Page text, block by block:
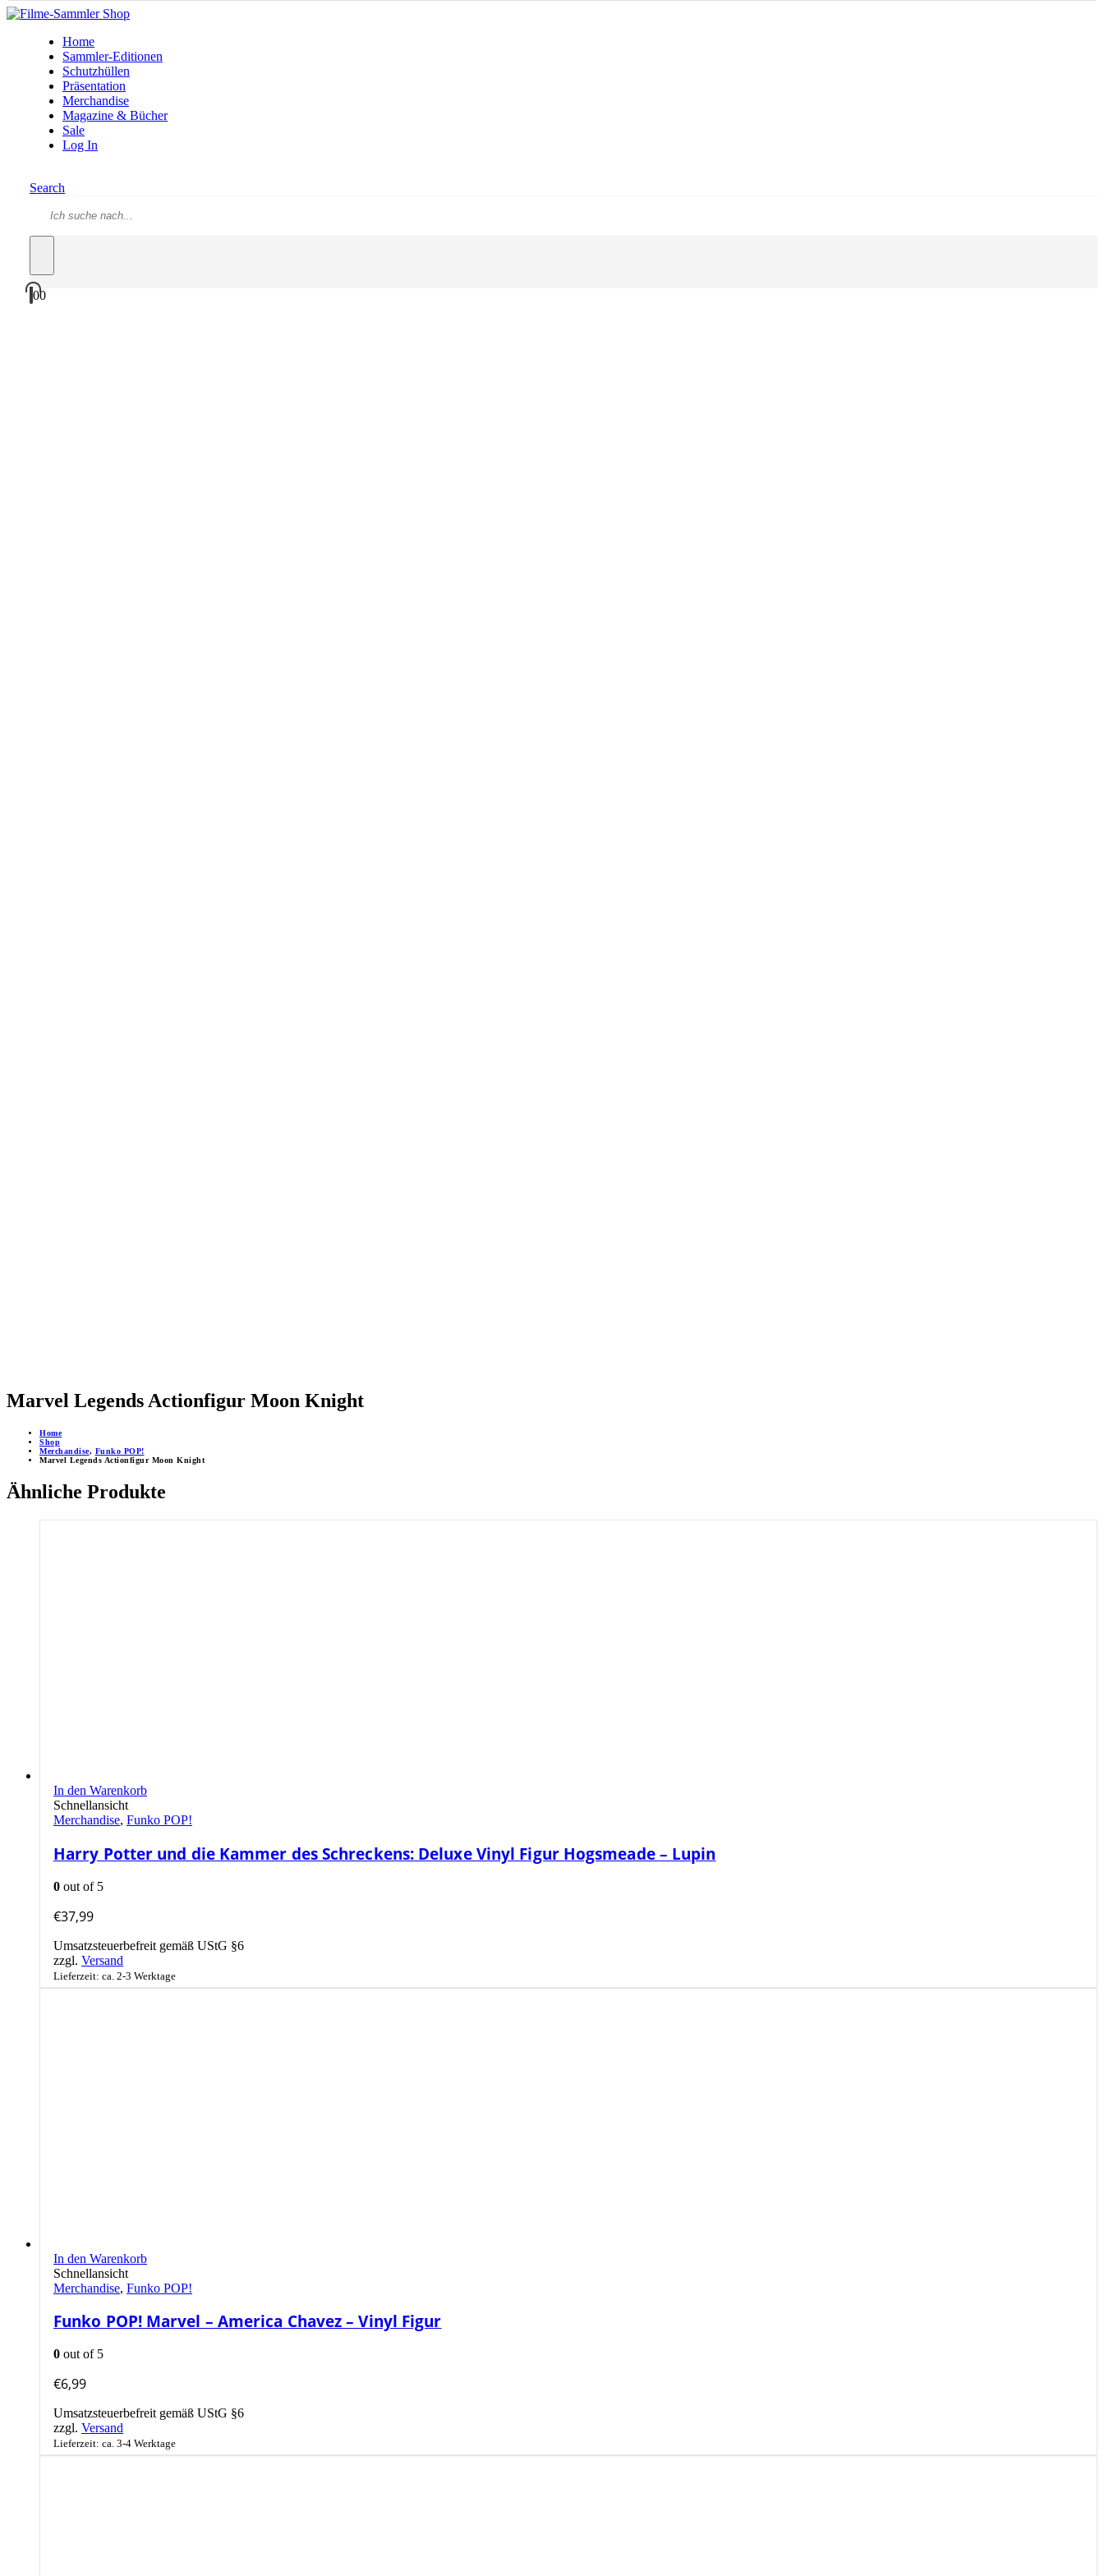
Home
Sammler-Editionen
Schutzhüllen
Präsentation
Merchandise
Magazine & Bücher
Sale
Log In
Search
00
Marvel Legends Actionfigur Moon Knight
Home
Shop
Merchandise, Funko POP!
Marvel Legends Actionfigur Moon Knight
Ähnliche Produkte
In den Warenkorb
Schnellansicht
Merchandise, Funko POP!
Harry Potter und die Kammer des Schreckens: Deluxe Vinyl Figur Hogsmeade – Lupin
0 out of 5
€37,99
Umsatzsteuerbefreit gemäß UStG §6
zzgl. Versand
Lieferzeit: ca. 2-3 Werktage
In den Warenkorb
Schnellansicht
Merchandise, Funko POP!
Funko POP! Marvel – America Chavez – Vinyl Figur
0 out of 5
€6,99
Umsatzsteuerbefreit gemäß UStG §6
zzgl. Versand
Lieferzeit: ca. 3-4 Werktage